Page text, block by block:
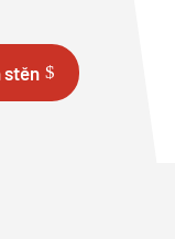
stěn